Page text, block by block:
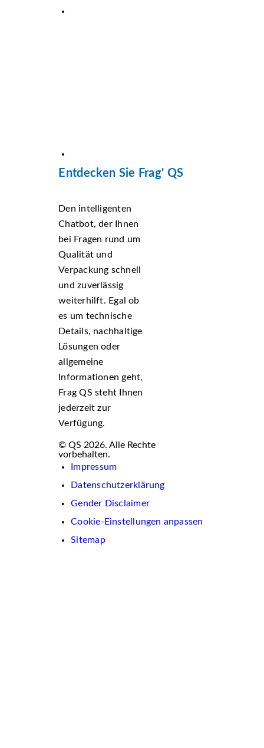
Entdecken Sie Frag' QS
Den intelligenten
Chatbot, der Ihnen
bei Fragen rund um
Qualität und
Verpackung schnell
und zuverlässig
weiterhilft. Egal ob
es um technische
Details, nachhaltige
Lösungen oder
allgemeine
Informationen geht,
Frag QS steht Ihnen
jederzeit zur
Verfügung.
© QS 2026. Alle Rechte
vorbehalten.
Impressum
Datenschutzerklärung
Gender Disclaimer
Cookie-Einstellungen anpassen
Sitemap